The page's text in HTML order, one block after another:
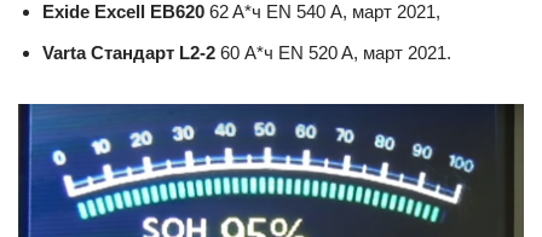
Exide Excell EB620 62 A*ч EN 540 А, март 2021,
Varta Стандарт L2-2 60 А*ч EN 520 A, март 2021.